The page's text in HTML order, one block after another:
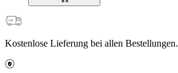
Kostenlose Lieferung bei allen Bestellungen.